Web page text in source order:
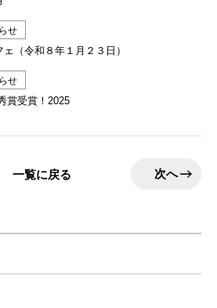
せ
（令和８年１月２３日）
せ
賞受賞！2025
一覧に戻る 次へ